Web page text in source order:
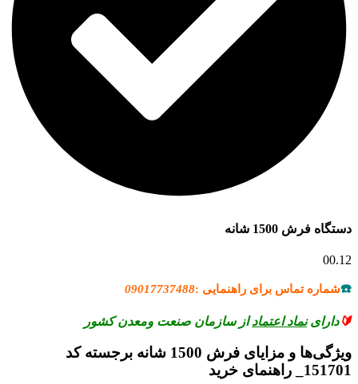
دستگاه فرش 1500 شانه
00.12
☎️شماره تماس برای راهنمایی :09017737488
🔰داراینماد اعتماداز سازمان صنعت ومعدن کشور
ویژگی‌ها و مزایای فرش 1500 شانه برجسته کد
151701_ راهنمای خرید